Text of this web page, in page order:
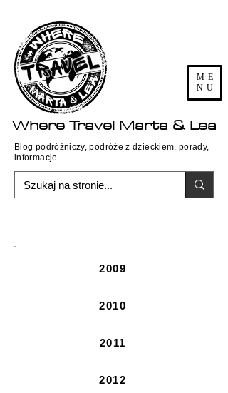
ME
NU
WhereTravel Marta & Lea
Blog podróżniczy, podróże z dzieckiem, porady,
informacje.
2009
2010
2011
2012